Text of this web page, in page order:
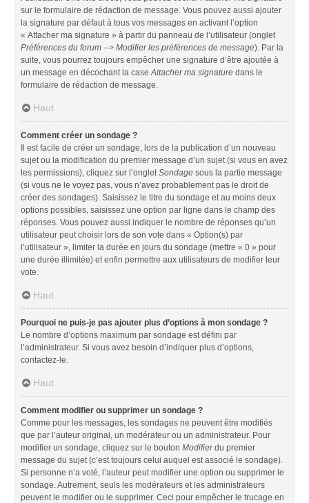
sur le formulaire de rédaction de message. Vous pouvez aussi ajouter
la signature par défaut à tous vos messages en activant l’option
« Attacher ma signature » à partir du panneau de l’utilisateur (onglet
Préférences du forum --> Modifier les préférences de message). Par la
suite, vous pourrez toujours empêcher une signature d’être ajoutée à
un message en décochant la case Attacher ma signature dans le
formulaire de rédaction de message.
Haut
Comment créer un sondage ?
Il est facile de créer un sondage, lors de la publication d’un nouveau
sujet ou la modification du premier message d’un sujet (si vous en avez
les permissions), cliquez sur l’onglet Sondage sous la partie message
(si vous ne le voyez pas, vous n’avez probablement pas le droit de
créer des sondages). Saisissez le titre du sondage et au moins deux
options possibles, saisissez une option par ligne dans le champ des
réponses. Vous pouvez aussi indiquer le nombre de réponses qu’un
utilisateur peut choisir lors de son vote dans « Option(s) par
l’utilisateur », limiter la durée en jours du sondage (mettre « 0 » pour
une durée illimitée) et enfin permettre aux utilisateurs de modifier leur
vote.
Haut
Pourquoi ne puis-je pas ajouter plus d’options à mon sondage ?
Le nombre d’options maximum par sondage est défini par
l’administrateur. Si vous avez besoin d’indiquer plus d’options,
contactez-le.
Haut
Comment modifier ou supprimer un sondage ?
Comme pour les messages, les sondages ne peuvent être modifiés
que par l’auteur original, un modérateur ou un administrateur. Pour
modifier un sondage, cliquez sur le bouton Modifierdu premier
message du sujet (c’est toujours celui auquel est associé le sondage).
Si personne n’a voté, l’auteur peut modifier une option ou supprimer le
sondage. Autrement, seuls les modérateurs et les administrateurs
peuvent le modifier ou le supprimer. Ceci pour empêcher le trucage en